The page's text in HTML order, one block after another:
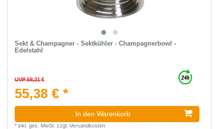
Sekt & Champagner - Sektkühler - Champagnerbowl -
Edelstahl
UVP 58,31 €
55,38 € *
In den Warenkorb
* inkl. ges. MwSt. zzgl. Versandkosten